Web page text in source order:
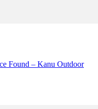
Found – Kanu Outdoor